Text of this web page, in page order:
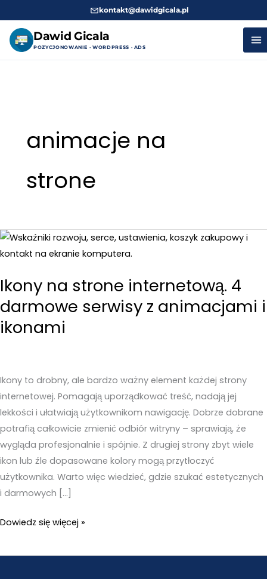
kontakt@dawidgicala.pl
Dawid Gicala
POZYCJONOWANIE · WORDPRESS · ADS
animacje na
strone
Ikony na strone internetową. 4
darmowe serwisy z animacjami i
ikonami
Ikony to drobny, ale bardzo ważny element każdej strony
internetowej. Pomagają uporządkować treść, nadają jej
lekkości i ułatwiają użytkownikom nawigację. Dobrze dobrane
potrafią całkowicie zmienić odbiór witryny – sprawiają, że
wygląda profesjonalnie i spójnie. Z drugiej strony zbyt wiele
ikon lub źle dopasowane kolory mogą przytłoczyć
użytkownika. Warto więc wiedzieć, gdzie szukać estetycznych
i darmowych […]
Ikony
strone
Dowiedz się więcej »